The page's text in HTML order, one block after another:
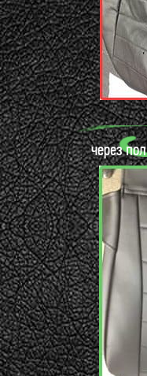
через